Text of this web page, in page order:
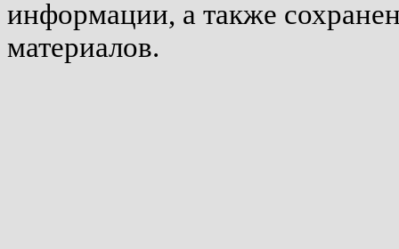
информации, а также
материалов.